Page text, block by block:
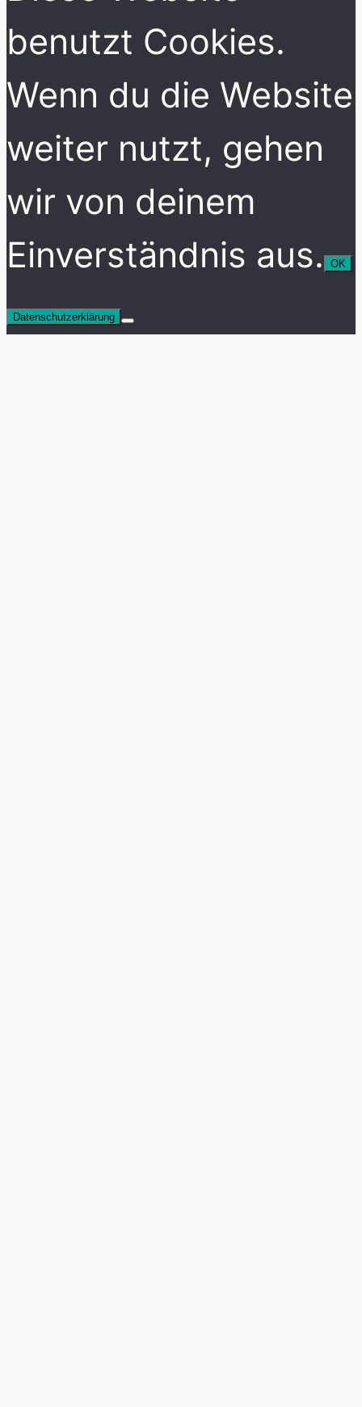
benutzt Cookies.
Wenn du die Website
weiter nutzt, gehen
wir von deinem
Einverständnis aus.
OK
Datenschutzerklärung